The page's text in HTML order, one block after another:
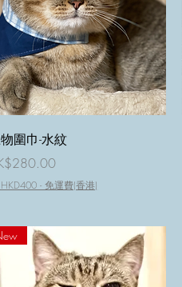
快速瀏覽
圍巾-水紋
- 免運費(香港)